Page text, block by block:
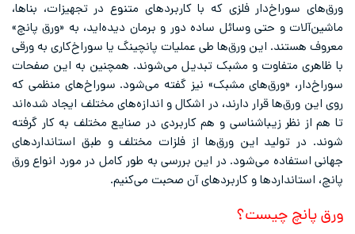
ورق‌های سوراخ‌دار فلزی که با کاربردهای متنوع در تجهیزات، بناها،
ماشین‌آلات و حتی وسائل ساده دور و برمان دیده‌اید، به «ورق پانچ»
معروف هستند. این ورق‌ها طی عملیات پانچینگ یا سوراخ‌کاری به ورقی
با ظاهری متفاوت و مشبک تبدیل می‌شوند. همچنین به این صفحات
سوراخ‌دار، «ورق‌های مشبک» نیز گفته می‌شود. سوراخ‌های منظمی که
روی این ورق‌ها قرار دارند، در اشکال و اندازه‌های مختلف ایجاد شده‌اند
تا هم از نظر زیباشناسی و هم کاربردی در صنایع مختلف به کار گرفته
شوند. در تولید این ورق‌ها از فلزات مختلف و طبق استانداردهای
جهانی استفاده می‌شود. در این بررسی به طور کامل در مورد انواع ورق
پانچ، استانداردها و کاربرد‌های آن صحبت می‌کنیم.
ورق پانچ چیست؟